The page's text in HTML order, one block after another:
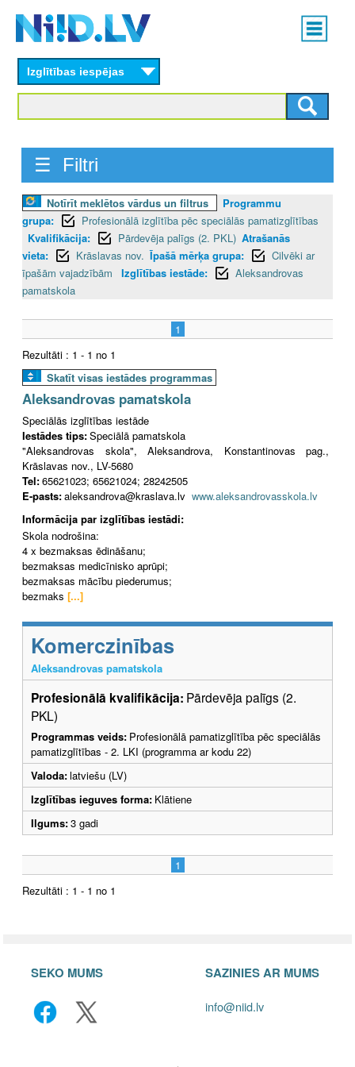
content
Main
menu
Izglītības iespējas
☰ Filtri
Notīrīt meklētos vārdus un filtrus
Programmu
grupa:
Profesionālā izglītība pēc speciālās pamatizglītības
Kvalifikācija:
Pārdevēja palīgs (2. PKL) Atrašanās
vieta:
Krāslavas nov. Īpašā mērķa grupa:
Cilvēki ar
īpašām vajadzībām
Izglītības iestāde:
Aleksandrovas
pamatskola
1
Rezultāti : 1 - 1 no 1
Skatīt visas iestādes programmas
Aleksandrovas pamatskola
Speciālās izglītības iestāde
Iestādes tips:Speciālā pamatskola
"Aleksandrovas skola", Aleksandrova, Konstantinovas pag.,
Krāslavas nov., LV-5680
Tel:65621023; 65621024; 28242505
E-pasts:aleksandrova@kraslava.lv www.aleksandrovasskola.lv
Informācija par izglītības iestādi:
Skola nodrošina:
4 x bezmaksas ēdināšanu;
bezmaksas medicīnisko aprūpi;
bezmaksas mācību piederumus;
bezmaks [...]
Komerczinības
Aleksandrovas pamatskola
Profesionālā kvalifikācija: Pārdevēja palīgs (2.
PKL)
Programmas veids: Profesionālā pamatizglītība pēc speciālās
pamatizglītības - 2. LKI (programma ar kodu 22)
Valoda:latviešu (LV)
Izglītības ieguves forma: Klātiene
Ilgums:3 gadi
1
Rezultāti : 1 - 1 no 1
SEKO MUMS SAZINIES AR MUMS
info@niid.lv